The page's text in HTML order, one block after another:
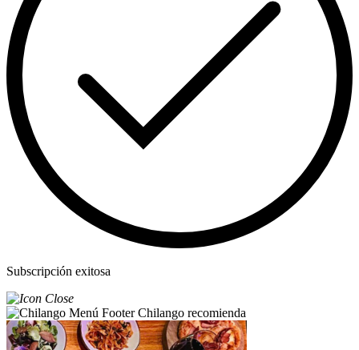
Subscripción exitosa
Chilango recomienda